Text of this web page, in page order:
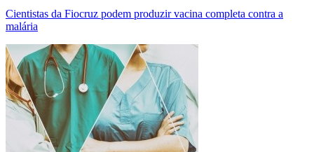
Cientistas da Fiocruz podem produzir vacina completa contra a
malária